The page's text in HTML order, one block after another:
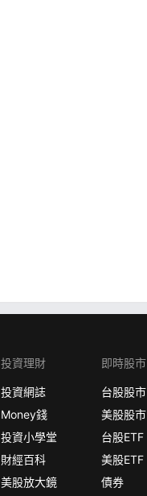
投資理財
投資網誌
Money錢
投資小學堂
財經百科
美股放大鏡
即時股市
台股股市
美股股市
台股ETF
美股ETF
債券